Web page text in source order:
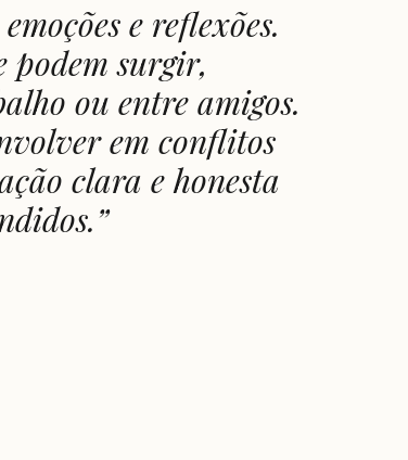
e reflexões.
podem surgir,
ou entre amigos.
em conflitos
clara e honesta
”